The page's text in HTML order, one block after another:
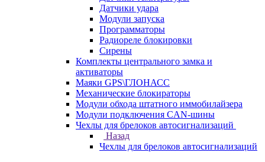
Датчики удара
Модули запуска
Программаторы
Радиореле блокировки
Сирены
Комплекты центрального замка и
активаторы
Маяки GPS\ГЛОНАСС
Механические блокираторы
Модули обхода штатного иммобилайзера
Модули подключения CAN-шины
Чехлы для брелоков автосигнализаций
Назад
Чехлы для брелоков автосигнализаций